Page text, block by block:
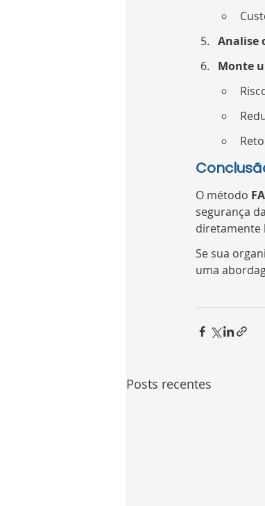
Analise
Monte
O método
segurança
diretamente
Se sua
uma
Posts recentes